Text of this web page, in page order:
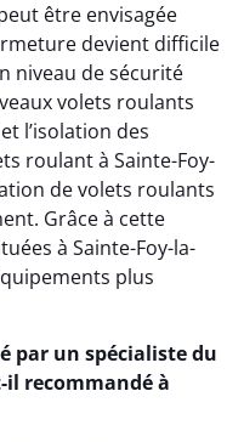
être envisagée
devient difficile
niveau de sécurité
volets roulants
l’isolation des
roulant à Sainte-Foy-
de volets roulants
Grâce à cette
à Sainte-Foy-la-
plus
par un spécialiste du
recommandé à